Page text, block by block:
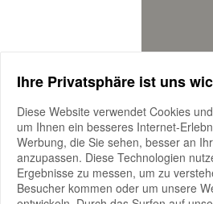
Beim R&#43;V Holsteiner
besten Holsteiner
mehr anzeigen
Ihre Privatsphäre ist uns
Diese Website verwendet Cookies
um Ihnen ein besseres Internet-
Werbung, die Sie sehen, besser an
anzupassen. Diese Technologien
Ergebnisse zu messen, um zu
Besucher kommen oder um unsere